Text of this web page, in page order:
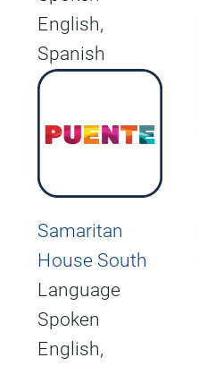
English,
Spanish
Samaritan
House South
Language
Spoken
English,